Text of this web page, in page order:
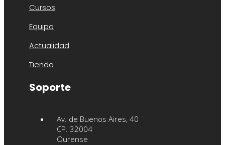
Cursos
Equipo
Actualidad
Tienda
Soporte
Av. de Buenos Aires, 40
CP. 32004
Ourense